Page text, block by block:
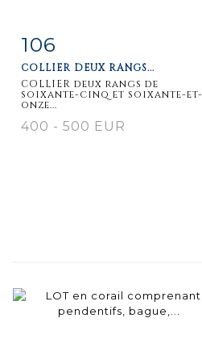
Item detail
106
COLLIER DEUX RANGS...
COLLIER deux rangs de
soixante-cinq et soixante-et-
onze...
400 - 500 EUR